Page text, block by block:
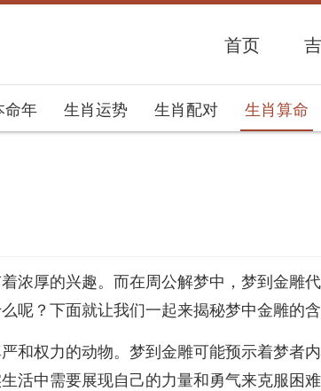
首页
命年 生肖运势 生肖配对 生肖算命
浓厚的兴趣。而在周公解梦中，梦到金雕
？下面就让我们一起来揭秘梦中金雕的含
和权力的动物。梦到金雕可能预示着梦者
活中需要展现自己的力量和勇气来克服困难